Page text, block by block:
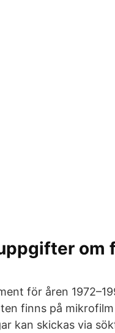
om
för åren
finns på
kan skickas via